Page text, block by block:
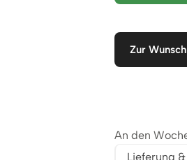
Zur
An den
Lieferung